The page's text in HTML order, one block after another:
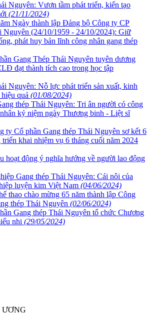
Nguyên: Vươn tầm phát triển, kiến tạo
(21/11/2024)
Ngày thành lập Đảng bộ Công ty CP
Nguyên (24/10/1959 - 24/10/2024): Giữ
phát huy bản lĩnh công nhân gang thép
Gang Thép Thái Nguyên tuyên dương
đạt thành tích cao trong học tập
Nguyên: Nỗ lực phát triển sản xuất, kinh
quả (01/08/2024)
thép Thái Nguyên: Tri ân người có công
kỷ niệm ngày Thương binh - Liệt sĩ
ty Cổ phần Gang thép Thái Nguyên sơ kết 6
triển khai nhiệm vụ 6 tháng cuối năm 2024
hoạt động ý nghĩa hướng về người lao động
Gang thép Thái Nguyên: Cái nôi của
luyện kim Việt Nam (04/06/2024)
thao chào mừng 65 năm thành lập Công
thép Thái Nguyên (02/06/2024)
Gang thép Thái Nguyên tổ chức Chương
nhi (29/05/2024)